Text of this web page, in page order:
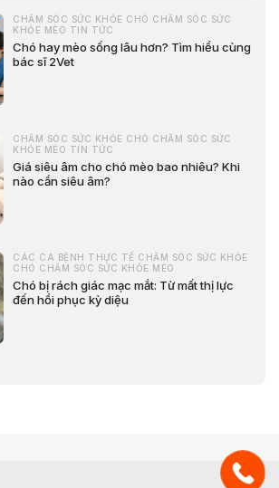
CHĂM SÓC SỨC KHỎE CHÓ CHĂM SÓC SỨC
KHỎE MÈO TIN TỨC
Chó hay mèo sống lâu hơn? Tìm hiểu cùng
bác sĩ 2Vet
CHĂM SÓC SỨC KHỎE CHÓ CHĂM SÓC SỨC
KHỎE MÈO TIN TỨC
Giá siêu âm cho chó mèo bao nhiêu? Khi
nào cần siêu âm?
CÁC CA BỆNH THỰC TẾ CHĂM SÓC SỨC KHỎE
CHÓ CHĂM SÓC SỨC KHỎE MÈO
Chó bị rách giác mạc mắt: Từ mất thị lực
đến hồi phục kỳ diệu